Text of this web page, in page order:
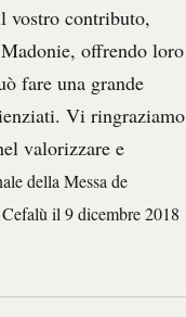
vostro contributo,
offrendo loro
fare una grande
Vi ringraziamo
valorizzare e
della Messa de
il 9 dicembre 2018